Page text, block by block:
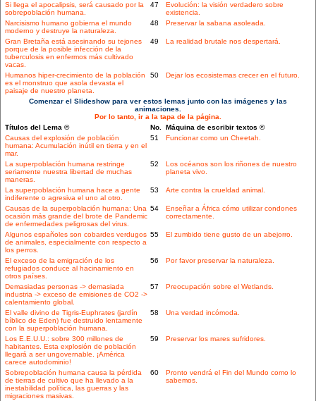
Si llega el apocalipsis, será causado por la
sobrepoblación humana.
47
Evolución: la visión verdadero sobre
existencia.
Narcisismo humano gobierna el mundo
moderno y destruye la naturaleza.
48 Preservar la sabana asoleada.
Gran Bretaña está asesinando su tejones
porque de la posible infección de la
tuberculosis en enfermos más cultivado
vacas.
49 La realidad brutale nos despertará.
Humanos hiper-crecimiento de la población
es el monstruo que asola devasta el
paisaje de nuestro planeta.
50 Dejar los ecosistemas crecer en el futuro.
Comenzar el Slideshow para ver estos lemas junto con las imágenes y las
animaciones.
Por lo tanto, ir a la tapa de la página.
Títulos del Lema ©
No. Máquina de escribir textos ©
Causas del explosión de población
humana: Acumulación inútil en tierra y en el
mar.
51 Funcionar como un Cheetah.
La superpoblación humana restringe
seriamente nuestra libertad de muchas
maneras.
52
Los océanos son los riñones de nuestro
planeta vivo.
La superpoblación humana hace a gente
indiferente o agresiva el uno al otro.
53 Arte contra la crueldad animal.
Causas de la superpoblación humana: Una
ocasión más grande del brote de Pandemic
de enfermedades peligrosas del virus.
54
Enseñar a África cómo utilizar condones
correctamente.
Algunos españoles son cobardes verdugos
de animales, especialmente con respecto a
los perros.
55 El zumbido tiene gusto de un abejorro.
El exceso de la emigración de los
refugiados conduce al hacinamiento en
otros países.
56 Por favor preservar la naturaleza.
Demasiadas personas -> demasiada
industria -> exceso de emisiones de CO2 ->
calentamiento global.
57 Preocupación sobre el Wetlands.
El valle divino de Tigris-Euphrates (jardín
bíblico de Eden) fue destruido lentamente
con la superpoblación humana.
58 Una verdad incómoda.
Los E.E.U.U.: sobre 300 millones de
habitantes. Esta explosión de población
llegará a ser ungovernable. ¡América
carece autodominio!
59 Preservar los mares sufridores.
Sobrepoblación humana causa la pérdida
de tierras de cultivo que ha llevado a la
inestabilidad política, las guerras y las
migraciones masivas.
60
Pronto vendrá el Fin del Mundo como lo
sabemos.